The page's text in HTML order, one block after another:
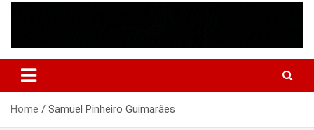
Home Samuel Pinheiro Guimarães